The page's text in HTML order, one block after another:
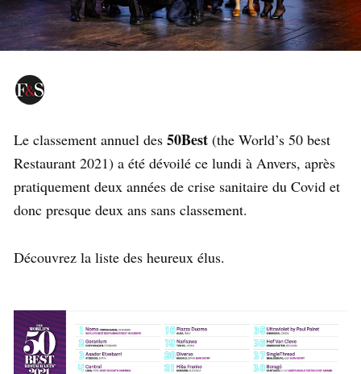
Le classement annuel des 50Best (the World’s 50 best
Restaurant 2021) a été dévoilé ce lundi à Anvers, après
pratiquement deux années de crise sanitaire du Covid et
donc presque deux ans sans classement.
Découvrez la liste des heureux élus.